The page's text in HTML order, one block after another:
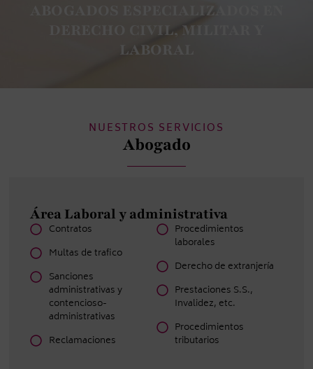
ABOGADOS ESPECIALIZADOS EN
DERECHO CIVIL, MILITAR Y
LABORAL
NUESTROS SERVICIOS
Abogado
Área Laboral y administrativa
Contratos
Multas de trafico
Sanciones
administrativas y
contencioso-
administrativas
Reclamaciones
Procedimientos
laborales
Derecho de extranjería
Prestaciones S.S.,
Invalidez, etc.
Procedimientos
tributarios